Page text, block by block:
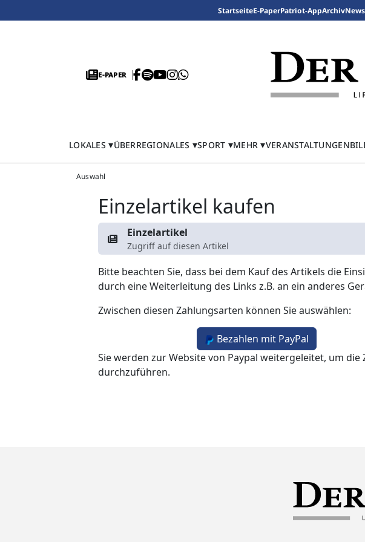
StartseiteE-PaperPatriot-AppArchiv
E-PAPER
LOKALES ÜBERREGIONALES SPORT MEHR VERANSTALTUNGEN
Auswahl
Einzelartikel kaufen
Einzelartikel
Zugriff auf diesen Artikel
Bitte beachten Sie, dass bei dem Kauf des Artikels die
durch eine Weiterleitung des Links z.B. an ein anderes
Zwischen diesen Zahlungsarten können Sie auswählen:
Bezahlen mit PayPal
Sie werden zur Website von Paypal weitergeleitet, um die
durchzuführen.